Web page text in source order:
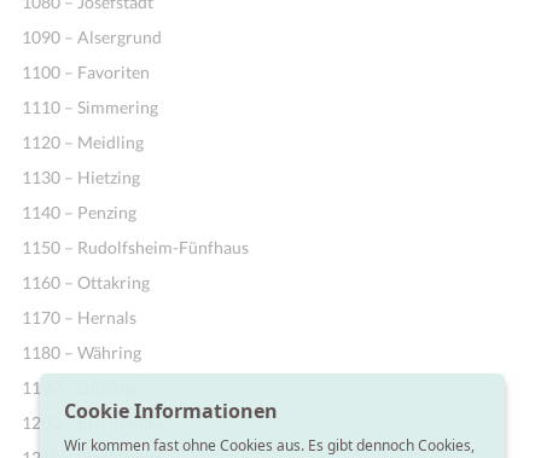
1090 – Alsergrund
1100 – Favoriten
1110 – Simmering
1120 – Meidling
1130 – Hietzing
1140 – Penzing
1150 – Rudolfsheim-Fünfhaus
1160 – Ottakring
1170 – Hernals
1180 – Währing
1190 – Döbling
1200 – Brigittenau
Cookie Informationen
Wir kommen fast ohne Cookies aus. Es gibt dennoch Cookies,